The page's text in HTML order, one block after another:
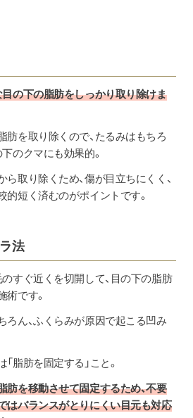
目の下の脂肪をしっかり取り除けま
肪を取り除くので、たるみはもちろ
のクマにも効果的。
取り除くため、傷が目立ちにくく、
的短く済むのがポイントです。
法
すぐ近くを切開して、目の下の脂肪
術です。
ろん、ふくらみが原因で起こる凹み
脂肪を固定する」こと。
肪を移動させて固定するため、不要
はバランスがとりにくい目元も対応